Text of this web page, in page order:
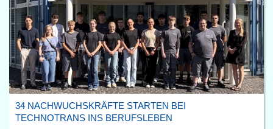
34 NACHWUCHSKRÄFTE STARTEN BEI
TECHNOTRANS INS BERUFSLEBEN